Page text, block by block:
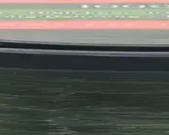
fiyatlı ve pratik bu seti hemen
Yardımcısı
malzemeleri ve ergonomik
Ft-X4 Misina Karşılaştırması
yorumları ve performanslarıyla